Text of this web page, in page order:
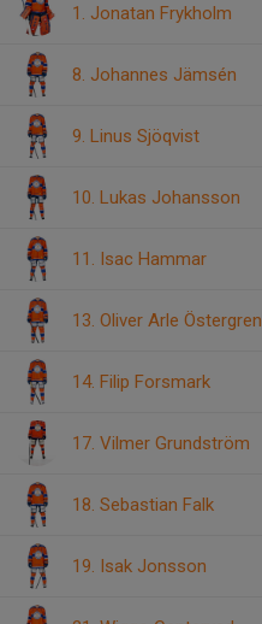
1. Jonatan Frykholm
8. Johannes Jämsén
9. Linus Sjöqvist
10. Lukas Johansson
11. Isac Hammar
13. Oliver Arle Östergren
14. Filip Forsmark
17. Vilmer Grundström
18. Sebastian Falk
19. Isak Jonsson